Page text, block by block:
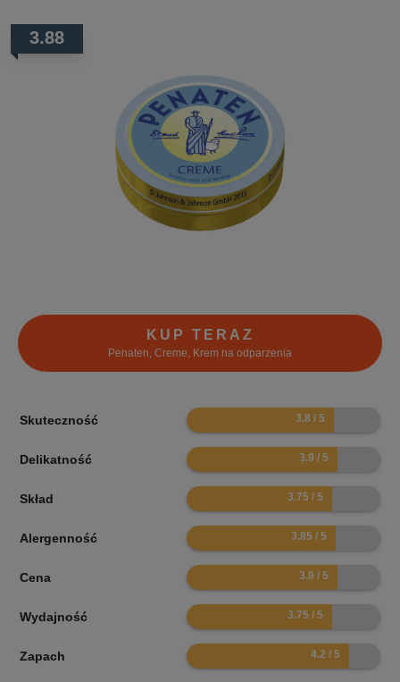
3.88
KUP TERAZ
Penaten, Creme, Krem na odparzenia
Skuteczność 7.6
Delikatność 7.8
Skład 7.5
Alergenność 7.7
Cena 7.8
Wydajność 7.5
Zapach 8.4